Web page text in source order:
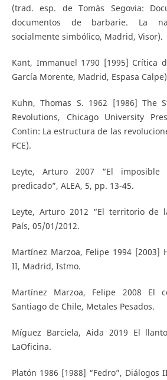
(trad. esp. de Tomás Segovia:
documentos de barbarie. La
socialmente simbólico, Madrid, Visor).
Kant, Immanuel 1790 [1995] Crítica
García Morente, Madrid, Espasa
Kuhn, Thomas S. 1962 [1986] The
Revolutions, Chicago University
Contin: La estructura de las
FCE).
Leyte, Arturo 2007 “El
predicado”, ALEA, 5, pp. 13-45.
Leyte, Arturo 2012 “El territorio de
País, 05/01/2012.
Martínez Marzoa, Felipe 1994 [2003]
II, Madrid, Istmo.
Martínez Marzoa, Felipe 2008 El
Santiago de Chile, Metales Pesados.
Míguez Barciela, Aida 2019 El
LaOficina.
Platón 1986 [1988] “Fedro”, Diálogos